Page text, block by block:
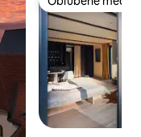
Obľúbené medzi